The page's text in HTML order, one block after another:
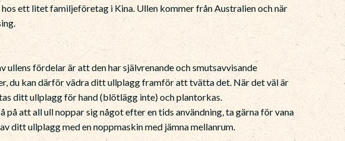
ett litet familjeföretag i Kina. Ullen kommer från Australien och när
ullens fördelar är att den har självrenande och smutsavvisande
du kan därför vädra ditt ullplagg framför att tvätta det. När det väl är
ditt ullplagg för hand (blötlägg inte) och plantorkas.
på att all ull noppar sig något efter en tids användning, ta gärna för vana
ditt ullplagg med en noppmaskin med jämna mellanrum.